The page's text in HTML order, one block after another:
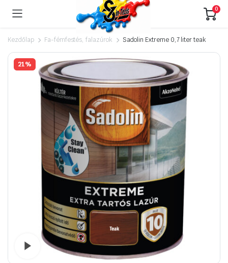
0
Kezdőlap Fa-fémfestés, falazúrok Sadolin Extreme 0,7 liter teak
21%
Watch video